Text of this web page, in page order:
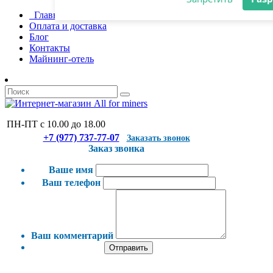
Главная
Оплата и доставка
Блог
Контакты
Майнинг-отель
ПН-ПТ с 10.00 до 18.00
+7 (977) 737-77-07
Заказать звонок
Заказ звонка
Ваше имя
Ваш телефон
Ваш комментарий
Отправить